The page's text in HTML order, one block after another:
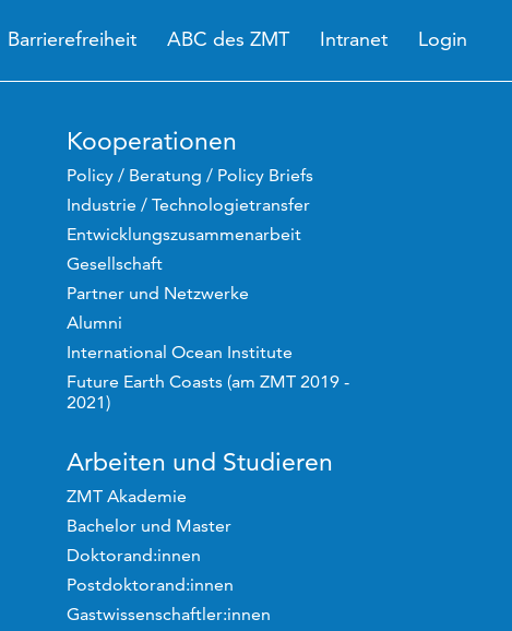
Barrierefreiheit ABC des ZMT Intranet Login
Kooperationen
Policy / Beratung / Policy Briefs
Industrie / Technologietransfer
Entwicklungszusammenarbeit
Gesellschaft
Partner und Netzwerke
Alumni
International Ocean Institute
Future Earth Coasts (am ZMT 2019 -
2021)
Arbeiten und Studieren
ZMT Akademie
Bachelor und Master
Doktorand:innen
Postdoktorand:innen
Gastwissenschaftler:innen